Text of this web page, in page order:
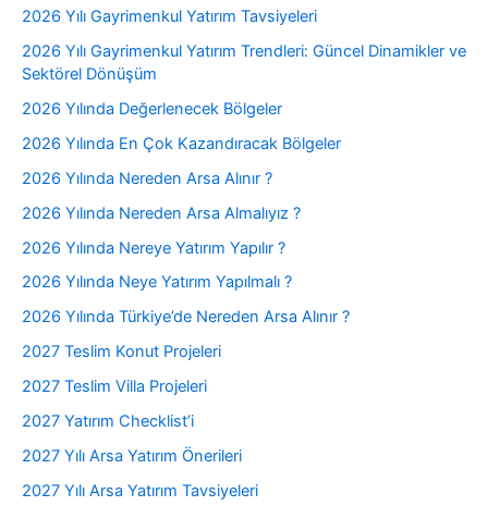
2026 Yılı Gayrimenkul Yatırım Tavsiyeleri
2026 Yılı Gayrimenkul Yatırım Trendleri: Güncel Dinamikler ve
Sektörel Dönüşüm
2026 Yılında Değerlenecek Bölgeler
2026 Yılında En Çok Kazandıracak Bölgeler
2026 Yılında Nereden Arsa Alınır ?
2026 Yılında Nereden Arsa Almalıyız ?
2026 Yılında Nereye Yatırım Yapılır ?
2026 Yılında Neye Yatırım Yapılmalı ?
2026 Yılında Türkiye’de Nereden Arsa Alınır ?
2027 Teslim Konut Projeleri
2027 Teslim Villa Projeleri
2027 Yatırım Checklist’i
2027 Yılı Arsa Yatırım Önerileri
2027 Yılı Arsa Yatırım Tavsiyeleri